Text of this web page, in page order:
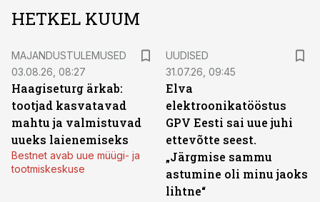
HETKEL KUUM
MAJANDUSTULEMUSED
03.08.26, 08:27
Haagiseturg ärkab:
tootjad kasvatavad
mahtu ja valmistuvad
uueks laienemiseks
Bestnet avab uue müügi- ja
tootmiskeskuse
UUDISED
31.07.26, 09:45
Elva
elektroonikatööstus
GPV Eesti sai uue juhi
ettevõtte seest.
„Järgmise sammu
astumine oli minu jaoks
lihtne“